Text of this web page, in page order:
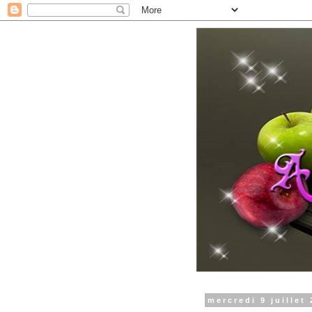
mercredi 9 juillet